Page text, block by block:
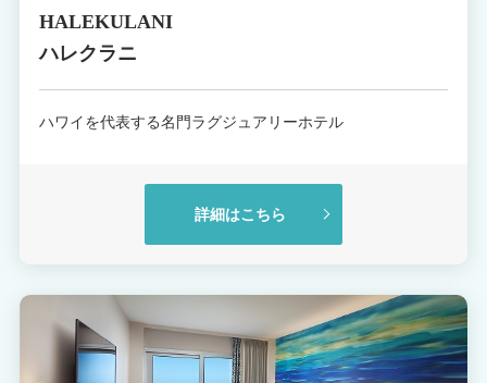
HALEKULANI
ハレクラニ
ハワイを代表する名門ラグジュアリーホテル
詳細はこちら